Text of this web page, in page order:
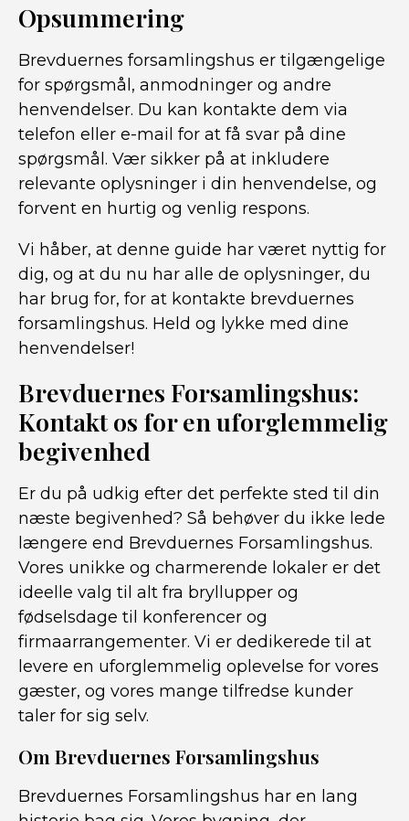
Opsummering
Brevduernes forsamlingshus er tilgængelige
for spørgsmål, anmodninger og andre
henvendelser. Du kan kontakte dem via
telefon eller e-mail for at få svar på dine
spørgsmål. Vær sikker på at inkludere
relevante oplysninger i din henvendelse, og
forvent en hurtig og venlig respons.
Vi håber, at denne guide har været nyttig for
dig, og at du nu har alle de oplysninger, du
har brug for, for at kontakte brevduernes
forsamlingshus. Held og lykke med dine
henvendelser!
Brevduernes Forsamlingshus:
Kontakt os for en uforglemmelig
begivenhed
Er du på udkig efter det perfekte sted til din
næste begivenhed? Så behøver du ikke lede
længere end Brevduernes Forsamlingshus.
Vores unikke og charmerende lokaler er det
ideelle valg til alt fra bryllupper og
fødselsdage til konferencer og
firmaarrangementer. Vi er dedikerede til at
levere en uforglemmelig oplevelse for vores
gæster, og vores mange tilfredse kunder
taler for sig selv.
Om Brevduernes Forsamlingshus
Brevduernes Forsamlingshus har en lang